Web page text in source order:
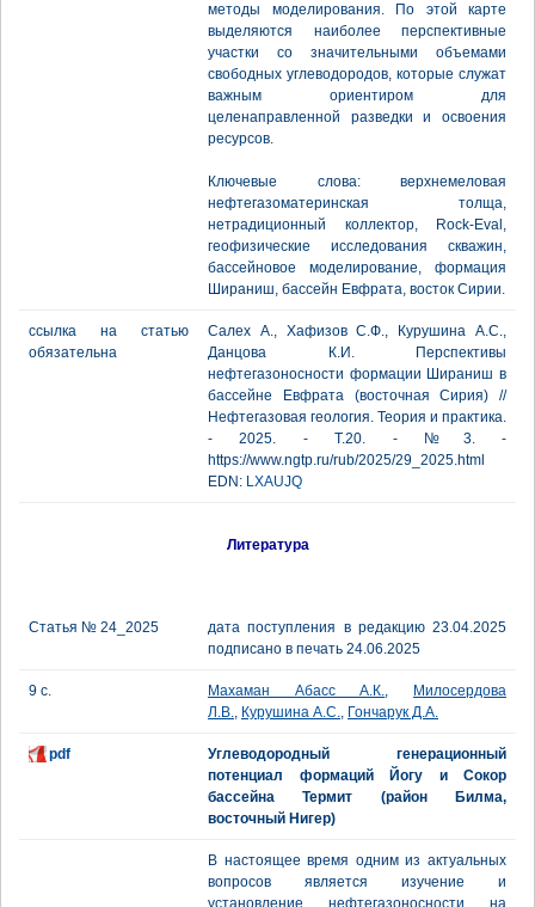
методы моделирования. По этой карте
выделяются наиболее перспективные
участки со значительными объемами
свободных углеводородов, которые служат
важным ориентиром для
целенаправленной разведки и освоения
ресурсов.
Ключевые слова: верхнемеловая
нефтегазоматеринская толща,
нетрадиционный коллектор, Rock-Eval,
геофизические исследования скважин,
бассейновое моделирование, формация
Шираниш, бассейн Евфрата, восток Сирии.
ссылка на статью
обязательна
Салех А., Хафизов С.Ф., Курушина А.С.,
Данцова К.И. Перспективы
нефтегазоносности формации Шираниш в
бассейне Евфрата (восточная Сирия) //
Нефтегазовая геология. Теория и практика.
- 2025. - Т.20. - №3. -
https://www.ngtp.ru/rub/2025/29_2025.html
EDN: LXAUJQ
Литература
Статья № 24_2025
дата поступления в редакцию 23.04.2025
подписано в печать 24.06.2025
9 с. Махаман Абасс А.К.,
Милосердова
Л.В., Курушина А.С., Гончарук Д.А.
pdf
Углеводородный генерационный
потенциал формаций Йогу и Сокор
бассейна Термит (район Билма,
восточный Нигер)
В настоящее время одним из актуальных
вопросов является изучение и
установление нефтегазоносности на